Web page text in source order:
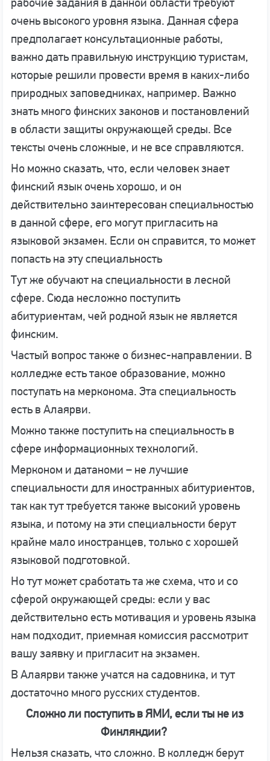
очень высокого уровня языка. Данная сфера
предполагает консультационные работы,
важно дать правильную инструкцию туристам,
которые решили провести время в каких-либо
природных заповедниках, например. Важно
знать много финских законов и постановлений
в области защиты окружающей среды. Все
тексты очень сложные, и не все справляются.
Но можно сказать, что, если человек знает
финский язык очень хорошо, и он
действительно заинтересован специальностью
в данной сфере, его могут пригласить на
языковой экзамен. Если он справится, то может
попасть на эту специальность
Тут же обучают на специальности в лесной
сфере. Сюда несложно поступить
абитуриентам, чей родной язык не является
финским.
Частый вопрос также о бизнес-направлении. В
колледже есть такое образование, можно
поступать на мерконома. Эта специальность
есть в Алаярви.
Можно также поступить на специальность в
сфере информационных технологий.
Мерконом и датаноми – не лучшие
специальности для иностранных абитуриентов,
так как тут требуется также высокий уровень
языка, и потому на эти специальности берут
крайне мало иностранцев, только с хорошей
языковой подготовкой.
Но тут может сработать та же схема, что и со
сферой окружающей среды: если у вас
действительно есть мотивация и уровень языка
нам подходит, приемная комиссия рассмотрит
вашу заявку и пригласит на экзамен.
В Алаярви также учатся на садовника, и тут
достаточно много русских студентов.
Сложно ли поступить в ЯМИ, если ты не из
Финляндии?
Нельзя сказать, что сложно. В колледж берут